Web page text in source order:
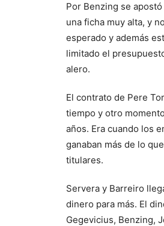
Por Benzing se
una ficha muy alta, y
esperado y además
limitado el
alero.
El contrato de Pere
tiempo y otro
años. Era cuando los
ganaban más de lo
titulares.
Servera y Barreiro
dinero para más. El
Gegevicius, Benzing,